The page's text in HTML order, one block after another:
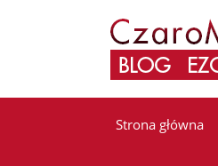
Strona główna